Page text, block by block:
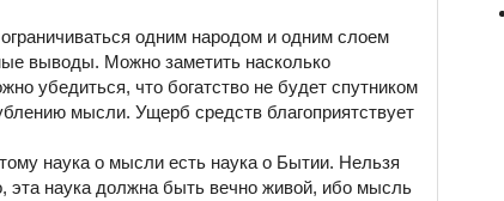
одним народом и одним слоем
выводы. Можно заметить насколько
убедиться, что богатство не будет спутником
мысли. Ущерб средств благоприятствует
наука о мысли есть наука о Бытии. Нельзя
эта наука должна быть вечно живой, ибо мысль